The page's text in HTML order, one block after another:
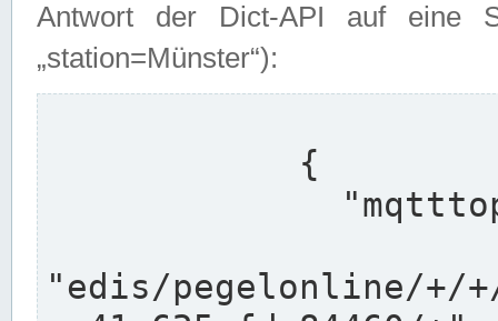
Antwort der Dict-API auf eine
„station=Münster“):
"edis/pegelonline/+/